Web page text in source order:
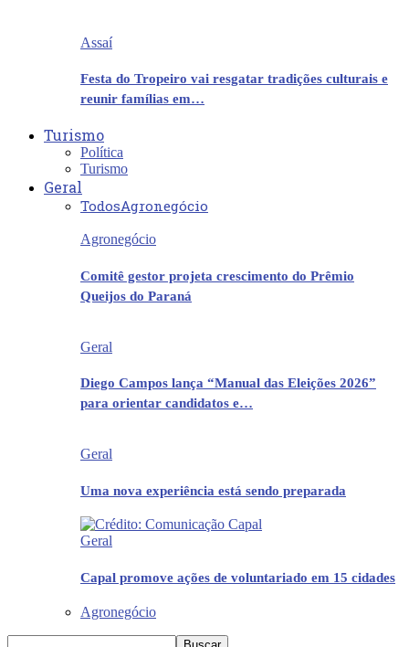
Assaí
Festa do Tropeiro vai resgatar tradições culturais e
reunir famílias em…
Turismo
Política
Turismo
Geral
TodosAgronegócio
Agronegócio
Comitê gestor projeta crescimento do Prêmio
Queijos do Paraná
Geral
Diego Campos lança “Manual das Eleições 2026”
para orientar candidatos e…
Geral
Uma nova experiência está sendo preparada
Geral
Capal promove ações de voluntariado em 15 cidades
Agronegócio